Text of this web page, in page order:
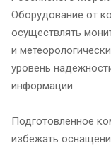
Оборудование от
осуществлять
и
уровень
информации.
Подготовленное
избежать